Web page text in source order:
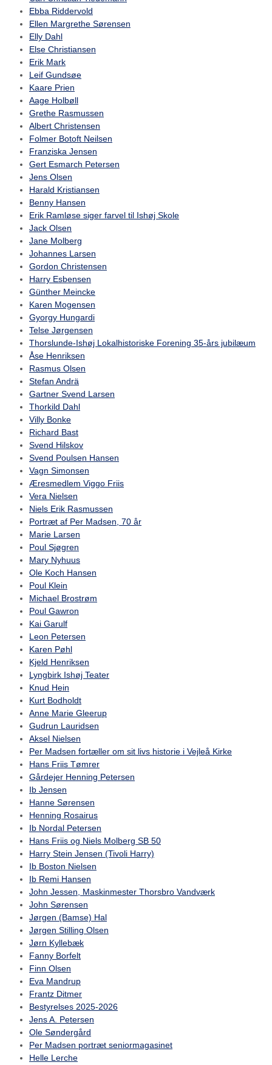
Ebba Riddervold
Ellen Margrethe Sørensen
Elly Dahl
Else Christiansen
Erik Mark
Leif Gundsøe
Kaare Prien
Aage Holbøll
Grethe Rasmussen
Albert Christensen
Folmer Botoft Neilsen
Franziska Jensen
Gert Esmarch Petersen
Jens Olsen
Harald Kristiansen
Benny Hansen
Erik Ramløse siger farvel til Ishøj Skole
Jack Olsen
Jane Molberg
Johannes Larsen
Gordon Christensen
Harry Esbensen
Günther Meincke
Karen Mogensen
Gyorgy Hungardi
Telse Jørgensen
Thorslunde-Ishøj Lokalhistoriske Forening 35-års jubilæum
Åse Henriksen
Rasmus Olsen
Stefan Andrä
Gartner Svend Larsen
Thorkild Dahl
Villy Bonke
Richard Bast
Svend Hilskov
Svend Poulsen Hansen
Vagn Simonsen
Æresmedlem Viggo Friis
Vera Nielsen
Niels Erik Rasmussen
Portræt af Per Madsen, 70 år
Marie Larsen
Poul Sjøgren
Mary Nyhuus
Ole Koch Hansen
Poul Klein
Michael Brostrøm
Poul Gawron
Kai Garulf
Leon Petersen
Karen Pøhl
Kjeld Henriksen
Lyngbirk Ishøj Teater
Knud Hein
Kurt Bodholdt
Anne Marie Gleerup
Gudrun Lauridsen
Aksel Nielsen
Per Madsen fortæller om sit livs historie i Vejleå Kirke
Hans Friis Tømrer
Gårdejer Henning Petersen
Ib Jensen
Hanne Sørensen
Henning Rosairus
Ib Nordal Petersen
Hans Friis og Niels Molberg SB 50
Harry Stein Jensen (Tivoli Harry)
Ib Boston Nielsen
Ib Remi Hansen
John Jessen, Maskinmester Thorsbro Vandværk
John Sørensen
Jørgen (Bamse) Hal
Jørgen Stilling Olsen
Jørn Kyllebæk
Fanny Borfelt
Finn Olsen
Eva Mandrup
Frantz Ditmer
Bestyrelses 2025-2026
Jens A. Petersen
Ole Søndergård
Per Madsen portræt seniormagasinet
Helle Lerche